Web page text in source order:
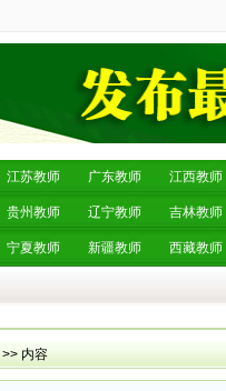
江苏教师 广东教师 江西教师
贵州教师 辽宁教师 吉林教师
宁夏教师 新疆教师 西藏教师
>> 内容